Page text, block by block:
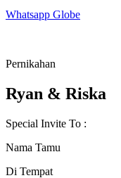
Whatsapp Globe
Pernikahan
Ryan & Riska
Special Invite To :
Nama Tamu
Di Tempat